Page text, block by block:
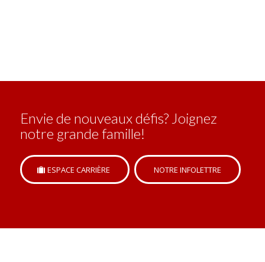
Envie de nouveaux défis? Joignez
notre grande famille!
ESPACE CARRIÈRE NOTRE INFOLETTRE